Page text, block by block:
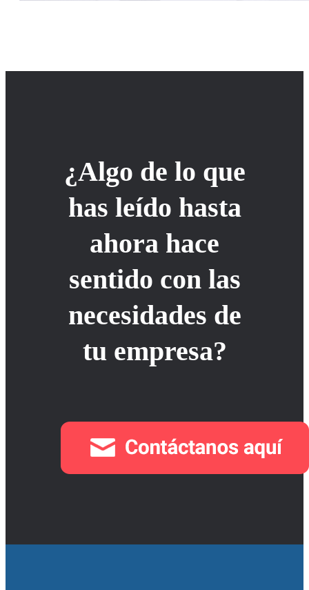
¿Algo de lo que
has leído hasta
ahora hace
sentido con las
necesidades de
tu empresa?